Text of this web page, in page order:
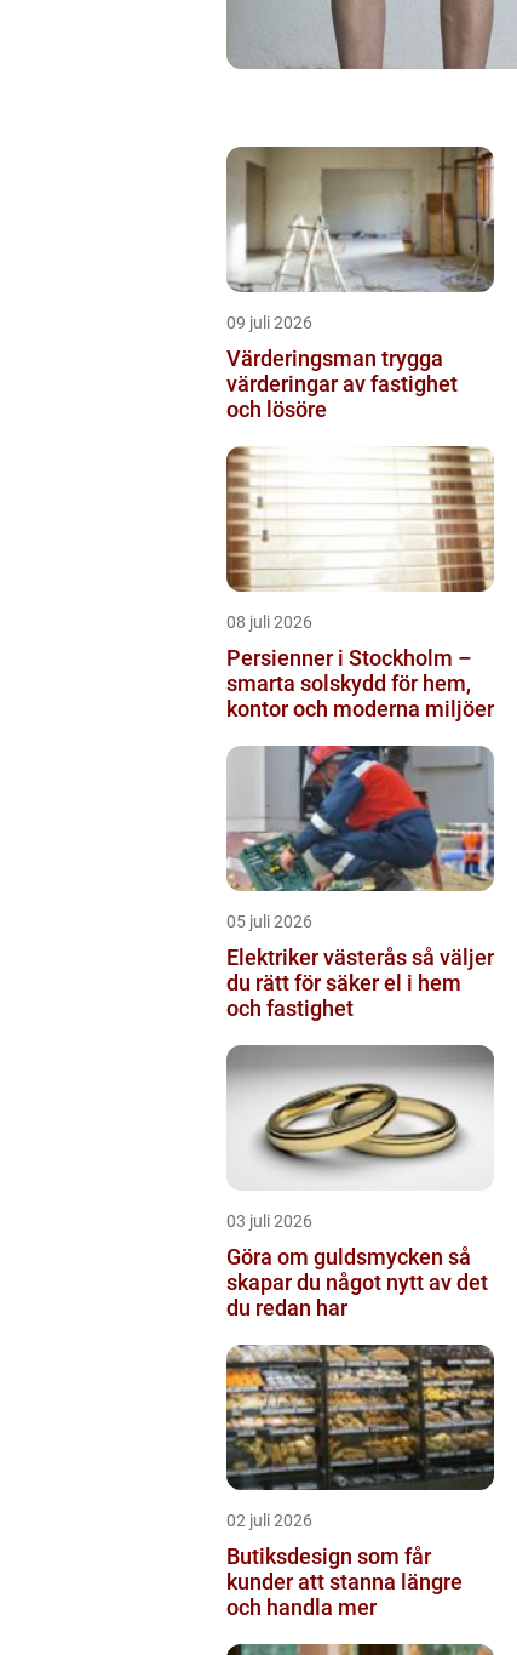
09 juli 2026
Värderingsman trygga
värderingar av fastighet
och lösöre
08 juli 2026
Persienner i Stockholm –
smarta solskydd för hem,
kontor och moderna miljöer
05 juli 2026
Elektriker västerås så väljer
du rätt för säker el i hem
och fastighet
03 juli 2026
Göra om guldsmycken så
skapar du något nytt av det
du redan har
02 juli 2026
Butiksdesign som får
kunder att stanna längre
och handla mer